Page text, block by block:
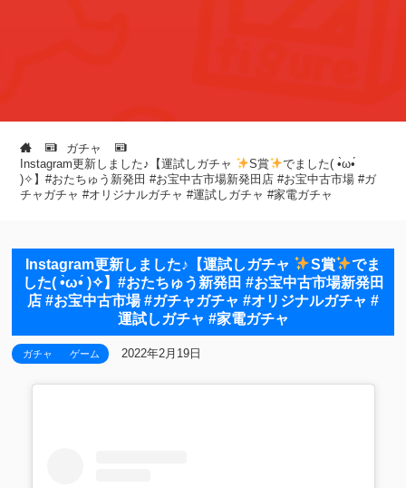
ガチャ
Instagram更新しました♪【運試しガチャ⁡⁡⁡ ⁡
S賞
でました( •̀ω•́
)✧】⁡#おたちゅう新発田⁡ #お宝中古市場新発田店 #お宝中古市場 #ガ
チャガチャ⁡⁡ #オリジナルガチャ #運試しガチャ #家電ガチャ
Instagram更新しました♪【運試しガチャ⁡⁡⁡ ⁡ S賞
でま
した( •̀ω•́ )✧】⁡#おたちゅう新発田⁡ #お宝中古市場新発田
店 #お宝中古市場 #ガチャガチャ⁡⁡ #オリジナルガチャ #
運試しガチャ #家電ガチャ
ガチャ ゲーム 2022年2月19日